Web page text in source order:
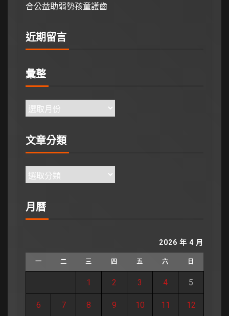
合公益助弱勢孩童護齒
近期留言
彙整
文章分類
月曆
2026 年 4 月
一 二 三 四 五 六 日
1 2 3 4 5
6 7 8 9 10 11 12